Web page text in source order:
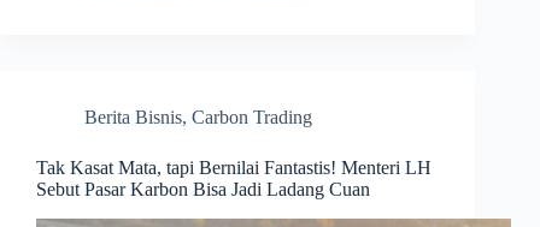
Berita Bisnis, Carbon Trading
Tak Kasat Mata, tapi Bernilai Fantastis! Menteri LH
Sebut Pasar Karbon Bisa Jadi Ladang Cuan